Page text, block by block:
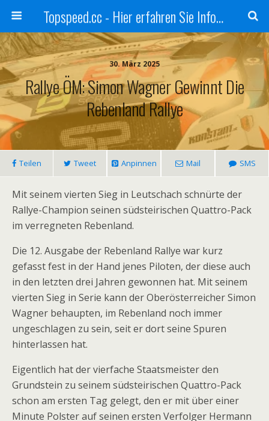
Topspeed.cc - Hier erfahren Sie Infos über die Rennsportszene mit Vollgas
30. März 2025
Rallye ÖM: Simon Wagner Gewinnt Die
Rebenland Rallye
Teilen Tweet Anpinnen Mail SMS
Mit seinem vierten Sieg in Leutschach schnürte der
Rallye-Champion seinen südsteirischen Quattro-Pack
im verregneten Rebenland.
Die 12. Ausgabe der Rebenland Rallye war kurz
gefasst fest in der Hand jenes Piloten, der diese auch
in den letzten drei Jahren gewonnen hat. Mit seinem
vierten Sieg in Serie kann der Oberösterreicher Simon
Wagner behaupten, im Rebenland noch immer
ungeschlagen zu sein, seit er dort seine Spuren
hinterlassen hat.
Eigentlich hat der vierfache Staatsmeister den
Grundstein zu seinem südsteirischen Quattro-Pack
schon am ersten Tag gelegt, den er mit über einer
Minute Polster auf seinen ersten Verfolger Hermann